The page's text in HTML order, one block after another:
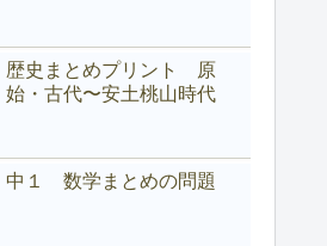
歴史まとめプリント 原
始・古代〜安土桃山時代
中１ 数学まとめの問題